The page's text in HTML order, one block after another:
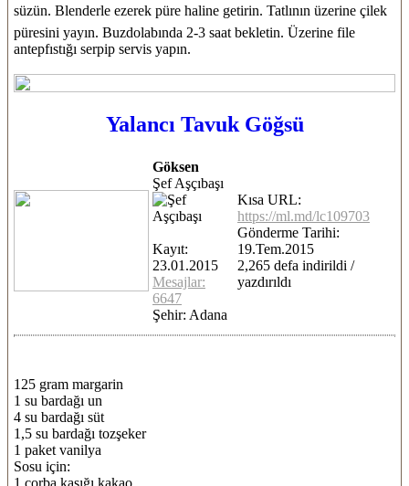
süzün. Blenderle ezerek püre haline getirin. Tatlının üzerine çilek
püresini yayın. Buzdolabında 2-3 saat bekletin. Üzerine file
antepfıstığı serpip servis yapın.
Yalancı Tavuk Göğsü
Göksen
Şef Aşçıbaşı
Kayıt:
23.01.2015
Mesajlar:
6647
Şehir: Adana
Kısa URL:
https://ml.md/lc109703
Gönderme Tarihi:
19.Tem.2015
2,265 defa indirildi /
yazdırıldı
125 gram margarin
1 su bardağı un
4 su bardağı süt
1,5 su bardağı tozşeker
1 paket vanilya
Sosu için:
1 çorba kaşığı kakao